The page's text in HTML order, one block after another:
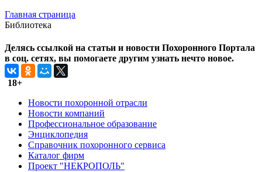
Главная страница
Библиотека
Делясь ссылкой на статьи и новости Похоронного Портала
в соц. сетях, вы помогаете другим узнать нечто новое.
18+
Новости похоронной отрасли
Новости компаний
Профессиональное образование
Энциклопедия
Справочник похоронного сервиса
Каталог фирм
Проект "НЕКРОПОЛЬ"